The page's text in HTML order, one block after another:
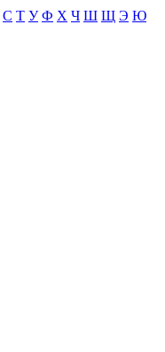
С Т У Ф Х Ч Ш Щ Э Ю